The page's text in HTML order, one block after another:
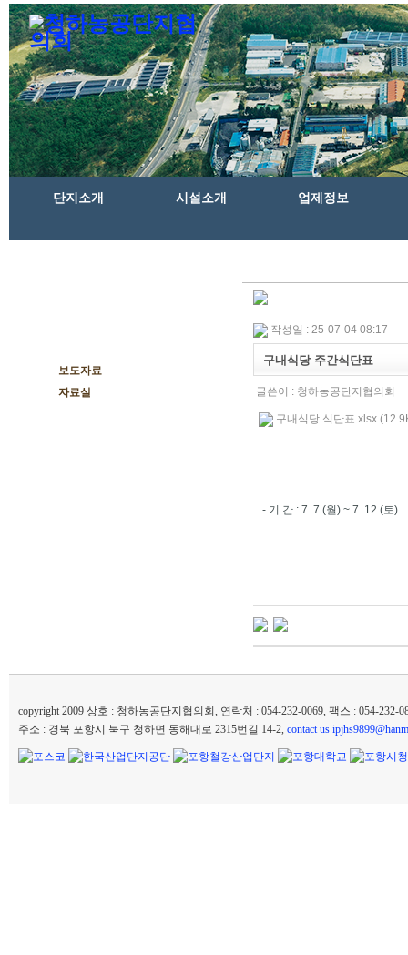
단지소개 시설소개 업제정보
보도자료
자료실
작성일 : 25-07-04 08:17
구내식당 주간식단표
글쓴이 : 청하농공단지협의회
구내식당 식단표.xlsx
- 기 간 : 7. 7.(월) ~ 7. 12.(토)
copyright 2009 상호 : 청하농공단지협의회, 연락처 : 054-232-0069, 팩스 : 054-232-
주소 : 경북 포항시 북구 청하면 동해대로 2315번길 14-2, contact us